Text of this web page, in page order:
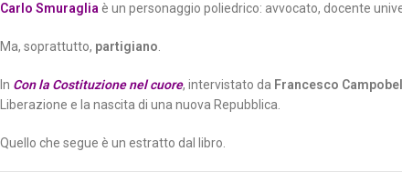
Carlo Smuragliaè un personaggio poliedrico: avvocato, docente
Ma, soprattutto, partigiano.
In Con la Costituzione nel cuore, intervistato da Francesco
Liberazione e la nascita di una nuova Repubblica.
Quello che segue è un estratto dal libro.